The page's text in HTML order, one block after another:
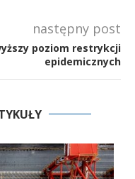
następny post
poziom restrykcji
epidemicznych